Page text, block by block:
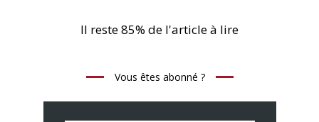
Il reste 85% de l'article à lire
Vous êtes abonné ?